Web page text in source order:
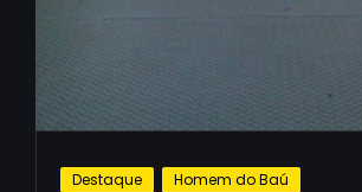
Destaque Homem do Baú